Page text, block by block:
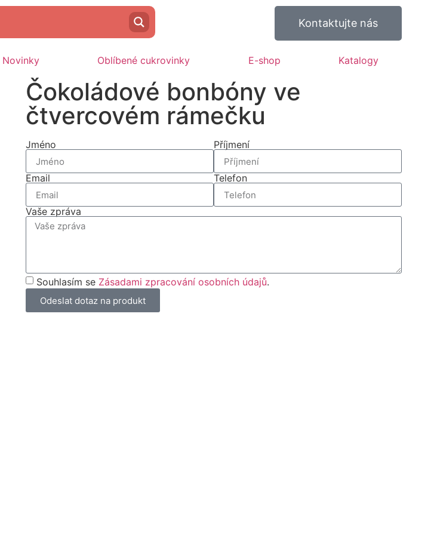
Kontaktujte nás
Novinky Oblíbené cukrovinky E-shop Katalogy
Čokoládové bonbóny ve
čtvercovém rámečku
Jméno Příjmení
Email Telefon
Vaše zpráva
Souhlasím se Zásadami zpracování osobních údajů.
Odeslat dotaz na produkt